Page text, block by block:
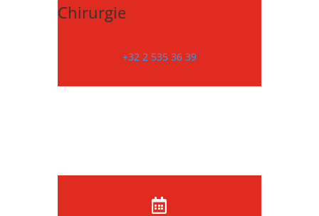
Chirurgie
+32 2 535 36 39
